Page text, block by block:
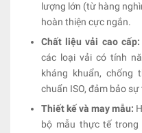
lượng lớn (từ hàng
hoàn thiện cực ngắn.
Chất liệu vải cao cấp:
các loại vải có tính
kháng khuẩn, chống
chuẩn ISO, đảm bảo
Thiết kế và may mẫu:
bộ mẫu thực tế trong